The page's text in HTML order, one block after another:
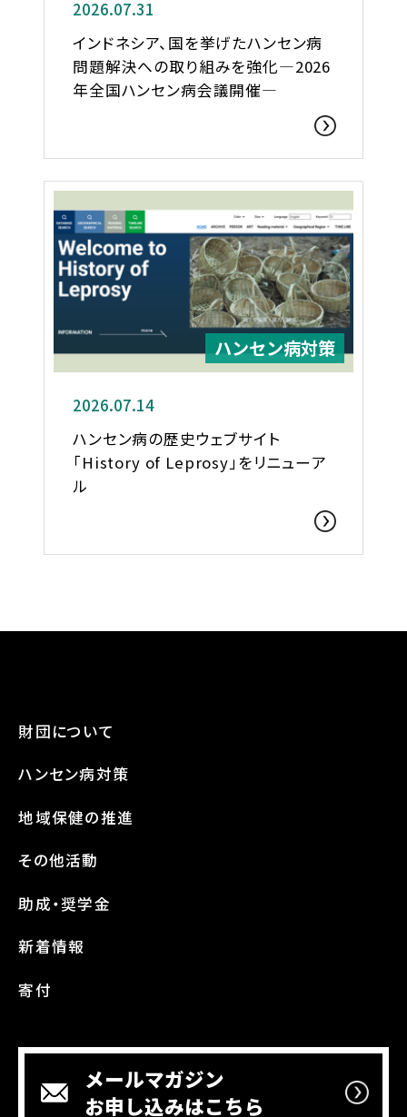
2026.07.31
インドネシア、国を挙げたハンセン病
問題解決への取り組みを強化―2026
年全国ハンセン病会議開催―
ハンセン病対策
2026.07.14
ハンセン病の歴史ウェブサイト
「History of Leprosy」をリニューア
ル
財団について
ハンセン病対策
地域保健の推進
その他活動
助成・奨学金
新着情報
寄付
メールマガジン
お申し込みはこちら